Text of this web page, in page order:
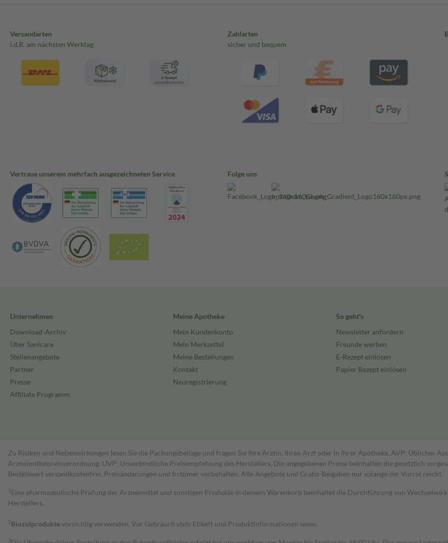
Versandarten
i.d.R. am nächsten Werktag
Zahlarten
sicher und bequem
Vertraue unserem mehrfach ausgezeichneten Service Folge uns
Unternehmen
Download-Archiv
Über Sanicare
Stellenangebote
Partner
Presse
Affiliate Programm
Meine Apotheke
Mein Kundenkonto
Mein Merkzettel
Meine Bestellungen
Kontakt
Neuregistrierung
So geht's
Newsletter anfordern
Freunde werben
E-Rezept einlösen
Papier Rezept einlösen
Zu Risiken und Nebenwirkungen lesen Sie die Packungsbeilage und fragen Sie Ihre Ärztin, Ihren Arzt oder in Ihrer Apotheke. AVP: Üblicher
Arzneimittelpreisverordnung. UVP: Unverbindliche Preisempfehlung des Herstellers. Die angegebenen Preise beinhalten die gesetzlich
Bestell­wert versand­kosten­frei. Preisänderungen und Irrtümer vorbehalten. Alle Angebote und Gratis-Beigaben nur solange der Vorrat reicht.
1 Eine pharmazeutische Prüfung der Arzneimittel und sonstigen Produkte in deinem Warenkorb beinhaltet die Durchführung von
Herstellers.
2Biozidproduktevorsichtig verwenden. Vor Gebrauch stets Etikett und Produktinformationen lesen.
3